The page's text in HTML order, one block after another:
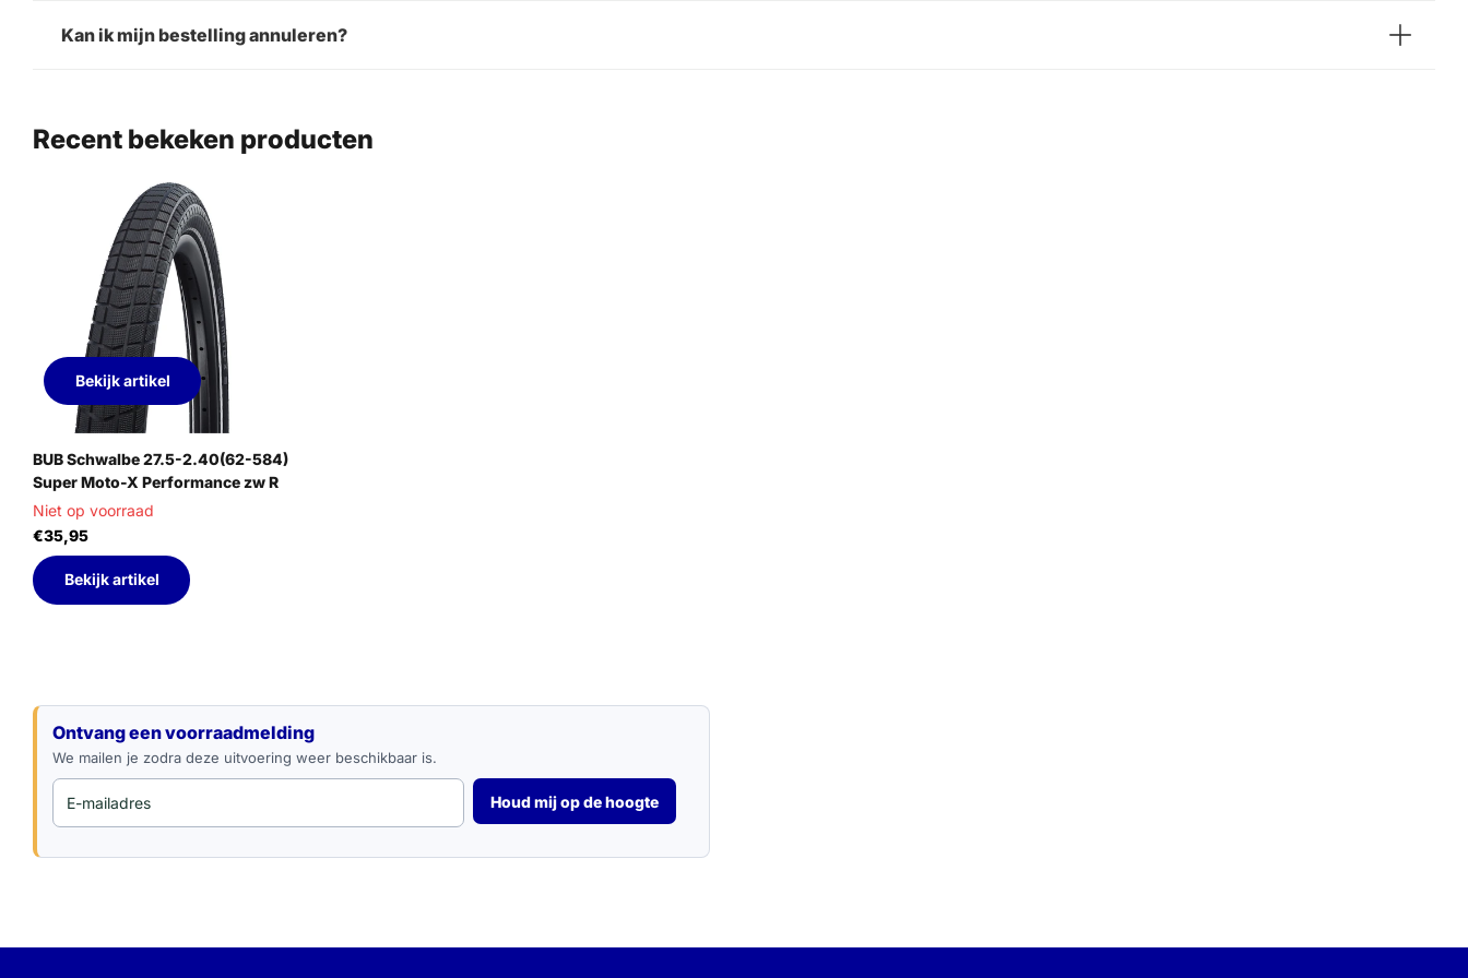
Kan ik mijn bestelling annuleren?
Recent bekeken producten
Bekijk artikel
BUB Schwalbe 27.5-2.40(62-584)
Super Moto-X Performance zw R
Niet op voorraad
€35,95
Bekijk artikel
Ontvang een voorraadmelding
We mailen je zodra deze uitvoering weer beschikbaar is.
Houd mij op de hoogte